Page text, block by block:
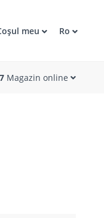
meu Ro
Magazin online